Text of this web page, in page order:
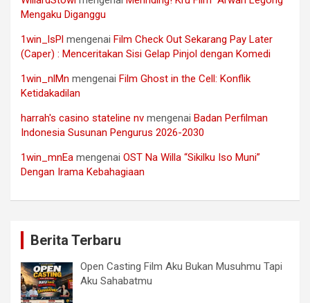
Mengaku Diganggu
1win_lsPl mengenai Film Check Out Sekarang Pay Later
(Caper) : Menceritakan Sisi Gelap Pinjol dengan Komedi
1win_nlMn mengenai Film Ghost in the Cell: Konflik
Ketidakadilan
harrah's casino stateline nv mengenai Badan Perfilman
Indonesia Susunan Pengurus 2026-2030
1win_mnEa mengenai OST Na Willa “Sikilku Iso Muni”
Dengan Irama Kebahagiaan
Berita Terbaru
Open Casting Film Aku Bukan Musuhmu Tapi
Aku Sahabatmu